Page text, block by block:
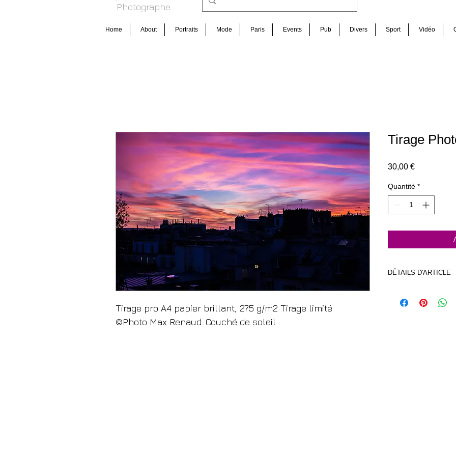
Photog raphe
Home About Portraits Mode Paris Events Pub Divers Sport Vidéo
Tirage pro A4 papier brillant, 275 g/m2 Tirage limité
©Photo Max Renaud. Couché de soleil
Tirage
30,00 €Prix
Quantité *
DÉTAILS D'ARTICLE
g/m2